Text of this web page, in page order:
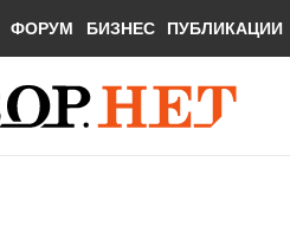
ФОРУМ БИЗНЕС ПУБЛИКАЦИИ